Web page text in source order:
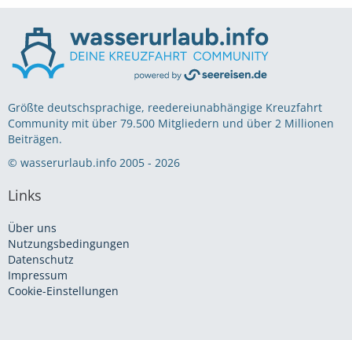
Größte deutschsprachige, reedereiunabhängige Kreuzfahrt
Community mit über 79.500 Mitgliedern und über 2 Millionen
Beiträgen.
© wasserurlaub.info 2005 - 2026
Links
Über uns
Nutzungsbedingungen
Datenschutz
Impressum
Cookie-Einstellungen